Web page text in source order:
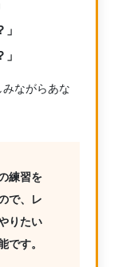
ながらあな
練習を
で、レ
りたい
です。